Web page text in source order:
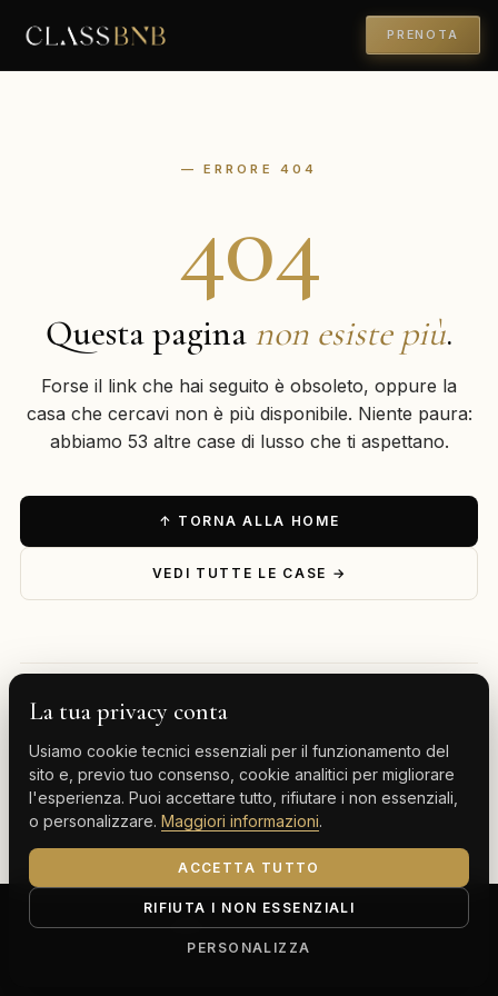
PRENOTA
— ERRORE 404
404
Questa pagina non esiste più.
Forse il link che hai seguito è obsoleto, oppure la
casa che cercavi non è più disponibile. Niente paura:
abbiamo 53 altre case di lusso che ti aspettano.
↑ TORNA ALLA HOME
VEDI TUTTE LE CASE →
— ESPLORA PER DESTINAZIONE
Milano Cervinia Tenerife Gran Canaria
Monte Carlo
Corso Buenos Aires 64, 20124 Milano (MI)
La tua privacy conta
Usiamo cookie tecnici essenziali per il funzionamento del
sito e, previo tuo consenso, cookie analitici per migliorare
l'esperienza. Puoi accettare tutto, rifiutare i non essenziali,
o personalizzare. Maggiori informazioni.
ACCETTA TUTTO
RIFIUTA I NON ESSENZIALI
PERSONALIZZA